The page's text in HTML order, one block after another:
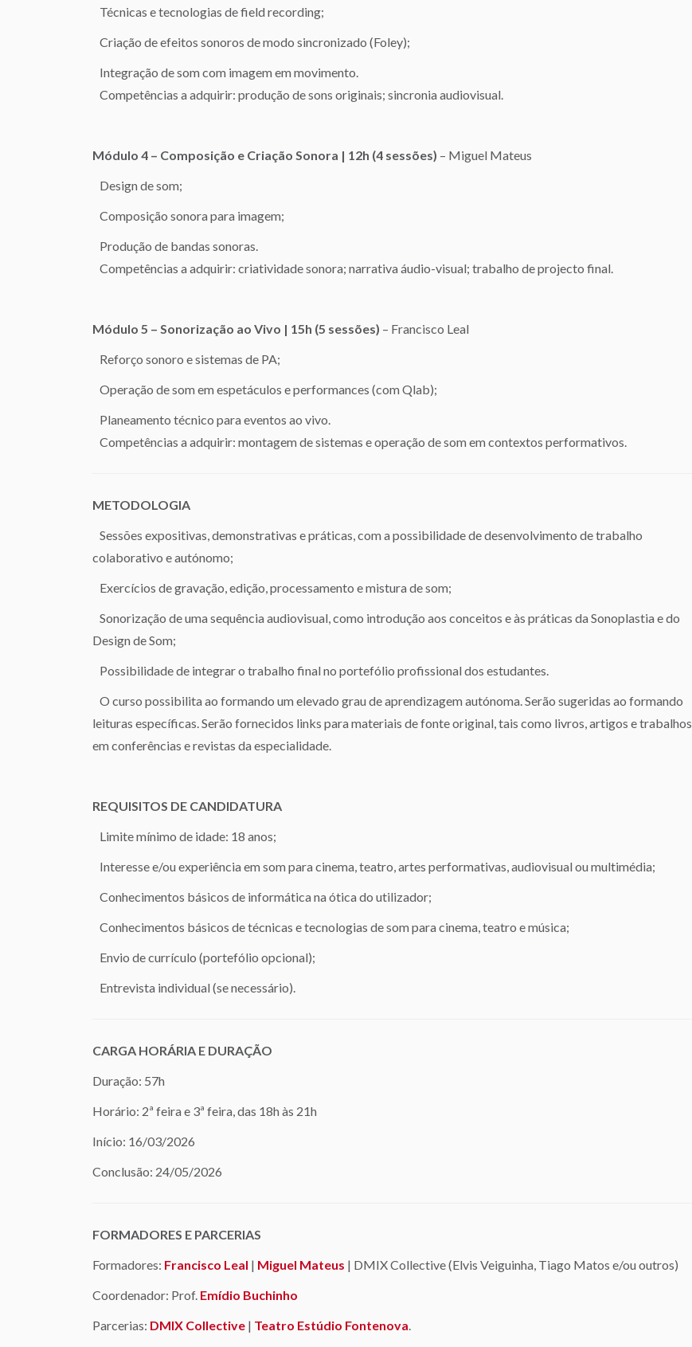
Técnicas e tecnologias de field recording;
Criação de efeitos sonoros de modo sincronizado (Foley);
Integração de som com imagem em movimento.
Competências a adquirir: produção de sons originais; sincronia audiovisual.
Módulo 4 – Composição e Criação Sonora | 12h (4 sessões) – Miguel Mateus
Design de som;
Composição sonora para imagem;
Produção de bandas sonoras.
Competências a adquirir: criatividade sonora; narrativa áudio-visual; trabalho de projecto final.
Módulo 5 – Sonorização ao Vivo | 15h (5 sessões) – Francisco Leal
Reforço sonoro e sistemas de PA;
Operação de som em espetáculos e performances (com Qlab);
Planeamento técnico para eventos ao vivo.
Competências a adquirir: montagem de sistemas e operação de som em contextos performativos.
METODOLOGIA
Sessões expositivas, demonstrativas e práticas, com a possibilidade de desenvolvimento de trabalho
colaborativo e autónomo;
Exercícios de gravação, edição, processamento e mistura de som;
Sonorização de uma sequência audiovisual, como introdução aos conceitos e às práticas da Sonoplastia e do
Design de Som;
Possibilidade de integrar o trabalho final no portefólio profissional dos estudantes.
O curso possibilita ao formando um elevado grau de aprendizagem autónoma. Serão sugeridas ao formando
leituras específicas. Serão fornecidos links para materiais de fonte original, tais como livros, artigos e trabalhos
em conferências e revistas da especialidade.
REQUISITOS DE CANDIDATURA
Limite mínimo de idade: 18 anos;
Interesse e/ou experiência em som para cinema, teatro, artes performativas, audiovisual ou multimédia;
Conhecimentos básicos de informática na ótica do utilizador;
Conhecimentos básicos de técnicas e tecnologias de som para cinema, teatro e música;
Envio de currículo (portefólio opcional);
Entrevista individual (se necessário).
CARGA HORÁRIA E DURAÇÃO
Duração: 57h
Horário: 2ª feira e 3ª feira, das 18h às 21h
Início: 16/03/2026
Conclusão: 24/05/2026
FORMADORES E PARCERIAS
Formadores: Francisco Leal | Miguel Mateus | DMIX Collective (Elvis Veiguinha, Tiago Matos e/ou outros)
Coordenador: Prof. Emídio Buchinho
Parcerias: DMIX Collective| Teatro Estúdio Fontenova